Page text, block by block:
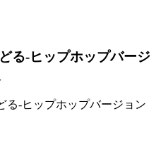
る-ヒップホップバージ
る-ヒップホップバージョン